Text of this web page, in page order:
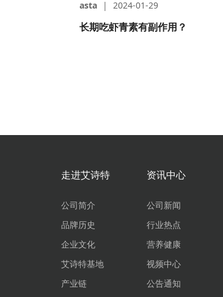
asta | 2024-01-29
长期吃虾青素有副作用？
走进艾诗特
公司简介
品牌历史
企业文化
艾诗特基地
产业链
资讯中心
公司新闻
行业热点
营养健康
视频中心
公告通知